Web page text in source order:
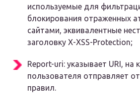
используемые для
блокирования отраженных
сайтами, эквивалентные
заголовку X-XSS-Protection;
Report-uri: указывает URI, на
пользователя отправляет
правил.